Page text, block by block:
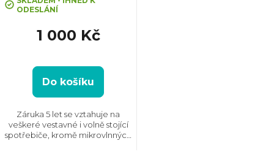
5,0
5
hvězdiček.
ODESLÁNÍ
1 000 Kč
Do košíku
Záruka 5 let se vztahuje na
veškeré vestavné i volně stojící
spotřebiče, kromě mikrovlnných